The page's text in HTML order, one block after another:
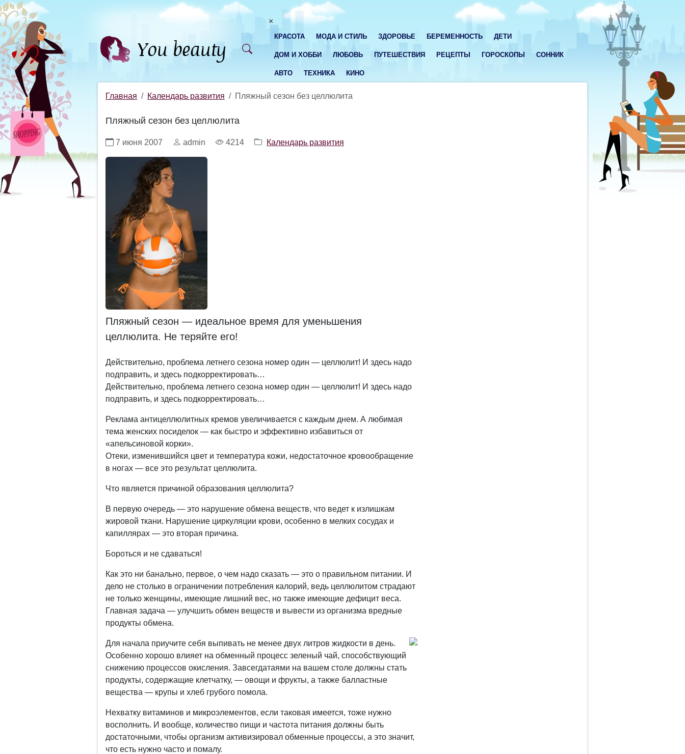
×
КРАСОТА МОДА И СТИЛЬ ЗДОРОВЬЕ БЕРЕМЕННОСТЬ ДЕТИ
ДОМ И ХОББИ ЛЮБОВЬ ПУТЕШЕСТВИЯ РЕЦЕПТЫ ГОРОСКОПЫ СОННИК
АВТО ТЕХНИКА КИНО
Главная Календарь развития Пляжный сезон без целлюлита
Пляжный сезон без целлюлита
7 июня 2007 admin 4214 Календарь развития
Пляжный сезон — идеальное время для уменьшения
целлюлита. Не теряйте его!
Действительно, проблема летнего сезона номер один — целлюлит! И здесь надо
подправить, и здесь подкорректировать…
Действительно, проблема летнего сезона номер один — целлюлит! И здесь надо
подправить, и здесь подкорректировать…
Реклама антицеллюлитных кремов увеличивается с каждым днем. А любимая
тема женских посиделок — как быстро и эффективно избавиться от
«апельсиновой корки».
Отеки, изменившийся цвет и температура кожи, недостаточное кровообращение
в ногах — все это результат целлюлита.
Что является причиной образования целлюлита?
В первую очередь — это нарушение обмена веществ, что ведет к излишкам
жировой ткани. Нарушение циркуляции крови, особенно в мелких сосудах и
капиллярах — это вторая причина.
Бороться и не сдаваться!
Как это ни банально, первое, о чем надо сказать — это о правильном питании. И
дело не столько в ограничении потребления калорий, ведь целлюлитом страдают
не только женщины, имеющие лишний вес, но также имеющие дефицит веса.
Главная задача — улучшить обмен веществ и вывести из организма вредные
продукты обмена.
Для начала приучите себя выпивать не менее двух литров жидкости в день.
Особенно хорошо влияет на обменный процесс зеленый чай, способствующий
снижению процессов окисления. Завсегдатаями на вашем столе должны стать
продукты, содержащие клетчатку, — овощи и фрукты, а также балластные
вещества — крупы и хлеб грубого помола.
Нехватку витаминов и микроэлементов, если таковая имеется, тоже нужно
восполнить. И вообще, количество пищи и частота питания должны быть
достаточными, чтобы организм активизировал обменные процессы, а это значит,
что есть нужно часто и помалу.